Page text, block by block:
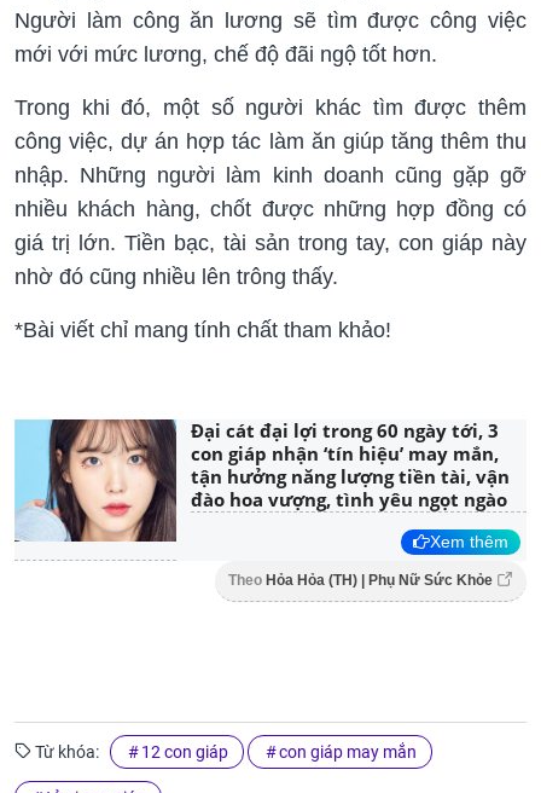
Người làm công ăn lương sẽ tìm được công việc
mới với mức lương, chế độ đãi ngộ tốt hơn.
Trong khi đó, một số người khác tìm được thêm
công việc, dự án hợp tác làm ăn giúp tăng thêm thu
nhập. Những người làm kinh doanh cũng gặp gỡ
nhiều khách hàng, chốt được những hợp đồng có
giá trị lớn. Tiền bạc, tài sản trong tay, con giáp này
nhờ đó cũng nhiều lên trông thấy.
*Bài viết chỉ mang tính chất tham khảo!
Đại cát đại lợi trong 60 ngày tới, 3
con giáp nhận ‘tín hiệu’ may mắn,
tận hưởng năng lượng tiền tài, vận
đào hoa vượng, tình yêu ngọt ngào
Xem thêm
Theo Hỏa Hỏa (TH) | Phụ Nữ Sức Khỏe
Từ khóa: 12 con giáp con giáp may mắn